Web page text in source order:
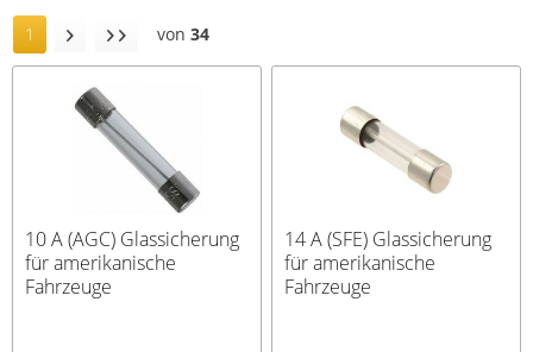
1 von 34
10 A (AGC) Glassicherung
für amerikanische
Fahrzeuge
14 A (SFE) Glassicherung
für amerikanische
Fahrzeuge